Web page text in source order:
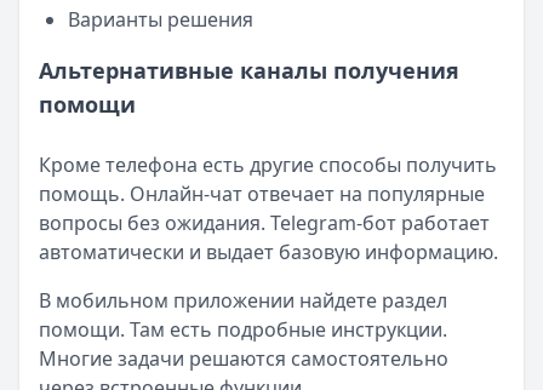
Варианты решения
Альтернативные каналы получения
помощи
Кроме телефона есть другие способы получить
помощь. Онлайн-чат отвечает на популярные
вопросы без ожидания. Telegram-бот работает
автоматически и выдает базовую информацию.
В мобильном приложении найдете раздел
помощи. Там есть подробные инструкции.
Многие задачи решаются самостоятельно